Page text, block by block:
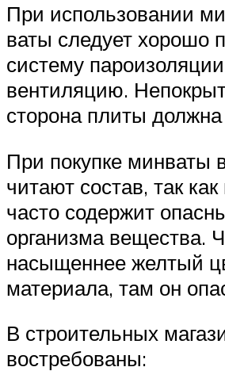
При использовании
ваты следует хорошо
систему
вентиляцию.
сторона плиты
При покупке минваты
читают состав, так
часто содержит
организма вещества.
насыщеннее желтый
материала, там он
В строительных
востребованы: